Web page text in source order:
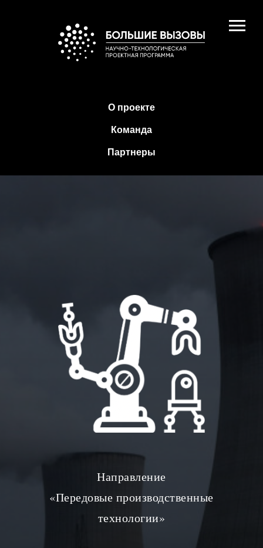
О проекте
Команда
Партнеры
Направление
«Передовые производственные
технологии»